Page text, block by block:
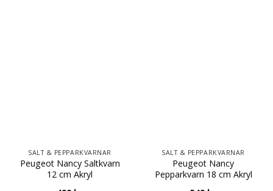
SALT & PEPPARKVARNAR
Peugeot Nancy Saltkvarn
12 cm Akryl
SALT & PEPPARKVARNAR
Peugeot Nancy
Pepparkvarn 18 cm Akryl